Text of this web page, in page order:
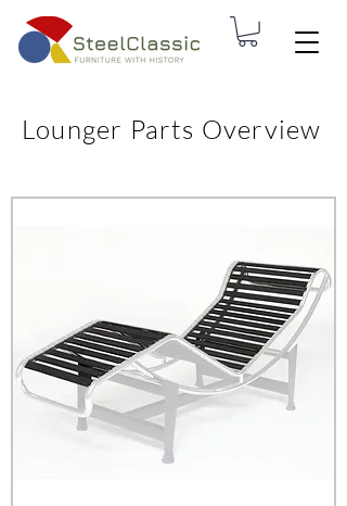
Lounger Parts Overview